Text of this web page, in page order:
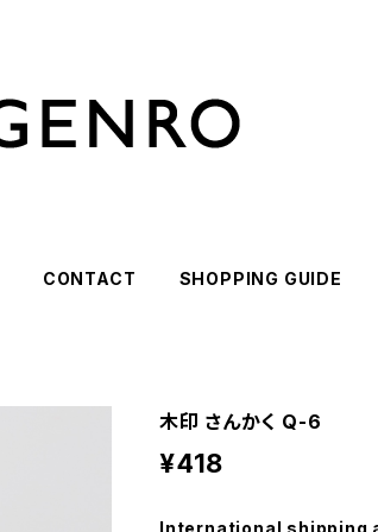
CONTACT SHOPPING GUIDE
木印 さんかく Q-6
¥418
International shipping